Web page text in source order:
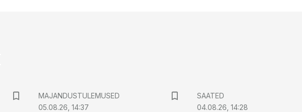
MAJANDUSTULEMUSED
05.08.26, 14:37
SAATED
04.08.26, 14:28